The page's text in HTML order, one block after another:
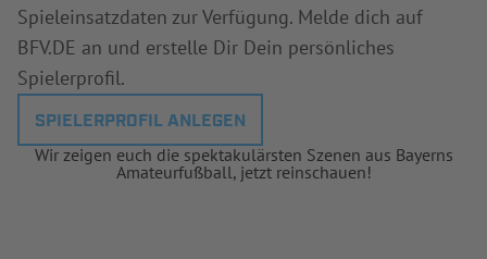
Spieleinsatzdaten zur Verfügung. Melde dich auf
BFV.DE an und erstelle Dir Dein persönliches
Spielerprofil.
SPIELERPROFIL ANLEGEN
Wir zeigen euch die spektakulärsten Szenen aus Bayerns
Amateurfußball, jetzt reinschauen!